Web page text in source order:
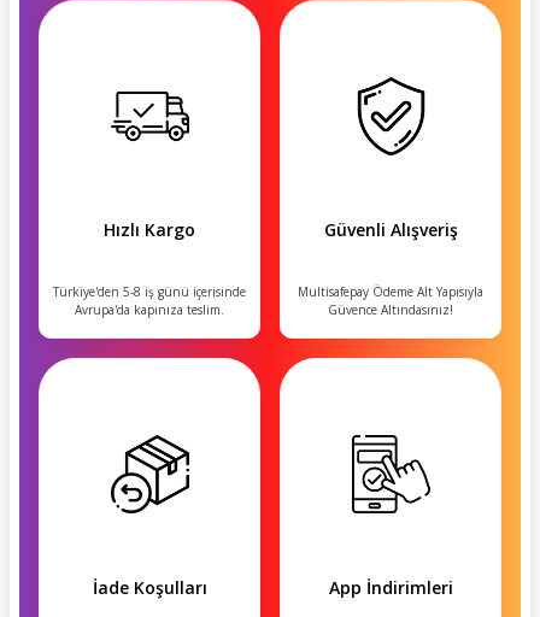
Hızlı Kargo
Türkiye'den 5-8 iş günü içerisinde
Avrupa'da kapınıza teslim.
Güvenli Alışveriş
Multisafepay Ödeme Alt Yapısıyla
Güvence Altındasınız!
İade Koşulları App İndirimleri